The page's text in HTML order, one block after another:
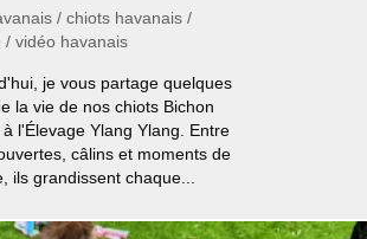
/ chiots havanais /
/ vidéo havanais
je vous partage quelques
la vie de nos chiots Bichon
l'Élevage Ylang Ylang. Entre
câlins et moments de
ils grandissent chaque...